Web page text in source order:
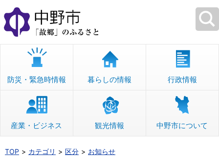
本
文
へ
移
防災・緊急時情報 暮らしの情報 行政情報
産業・ビジネス 観光情報 中野市について
TOP カテゴリ 区分
お知らせ